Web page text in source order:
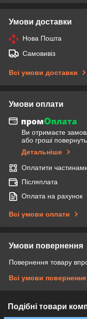
Умови доставки
Нова Пошта
Самовивіз
Всі умови доставки
Умови оплати
Ви отримаєте
або гроші
Детальніше
Оплатити
Післяплата
Оплата на рахунок
Всі умови оплати
Умови повернення
Повернення товару
Всі умови повернення
Подібні товари